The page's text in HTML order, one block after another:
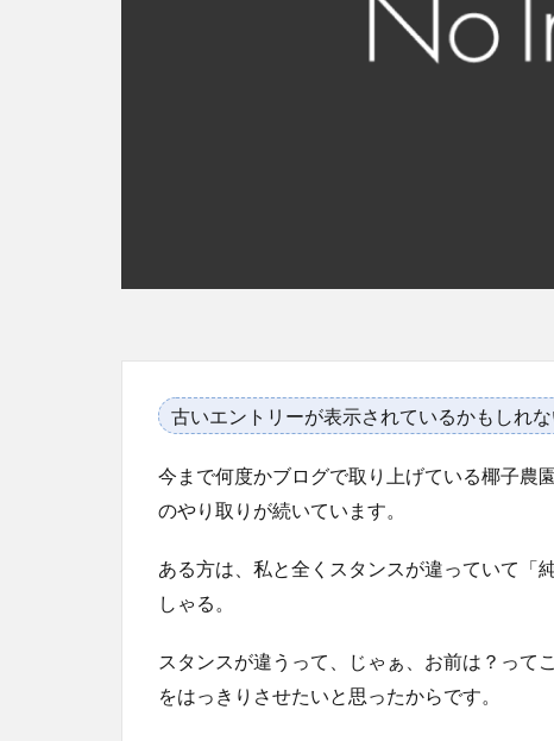
古いエントリーが表示されているかもしれな
今まで何度かブログで取り上げている椰子農
のやり取りが続いています。
ある方は、私と全くスタンスが違っていて「
しゃる。
スタンスが違うって、じゃぁ、お前は？って
をはっきりさせたいと思ったからです。